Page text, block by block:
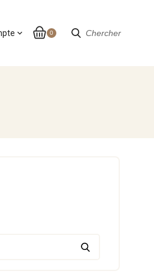
Chercher
0
expand_more